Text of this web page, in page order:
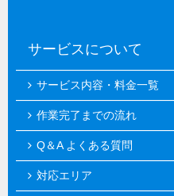
サービスについて
サービス内容・料金一覧
作業完了までの流れ
Q＆A よくある質問
対応エリア